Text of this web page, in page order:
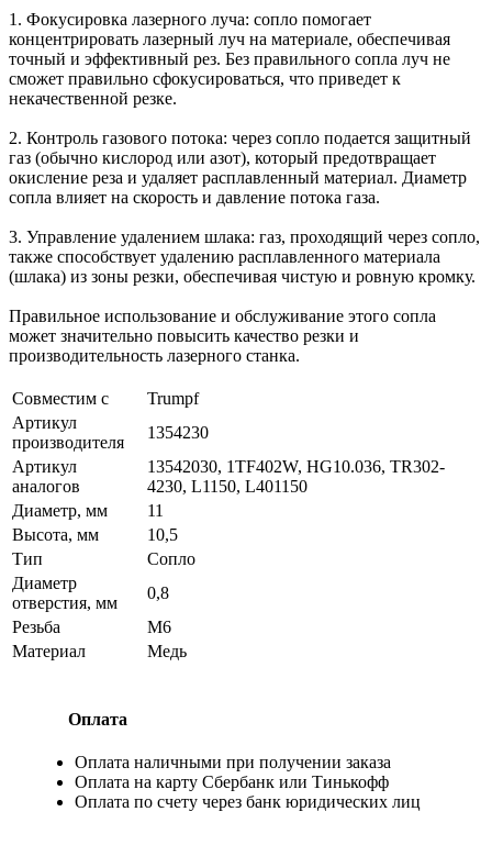
1. Фокусировка лазерного луча: сопло помогает
концентрировать лазерный луч на материале, обеспечивая
точный и эффективный рез. Без правильного сопла луч не
сможет правильно сфокусироваться, что приведет к
некачественной резке.
2. Контроль газового потока: через сопло подается защитный
газ (обычно кислород или азот), который предотвращает
окисление реза и удаляет расплавленный материал. Диаметр
сопла влияет на скорость и давление потока газа.
3. Управление удалением шлака: газ, проходящий через сопло,
также способствует удалению расплавленного материала
(шлака) из зоны резки, обеспечивая чистую и ровную кромку.
Правильное использование и обслуживание этого сопла
может значительно повысить качество резки и
производительность лазерного станка.
Совместим с
Trumpf
Артикул
производителя
1354230
Артикул
аналогов
13542030, 1TF402W, HG10.036, TR302-
4230, L1150, L401150
Диаметр, мм
11
Высота, мм
10,5
Тип
Сопло
Диаметр
отверстия, мм
0,8
Резьба
М6
Материал
Медь
Оплата
Оплата наличными при получении заказа
Оплата на карту Сбербанк или Тинькофф
Оплата по счету через банк юридических лиц